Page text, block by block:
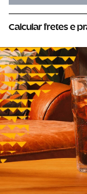
Calcular fretes e